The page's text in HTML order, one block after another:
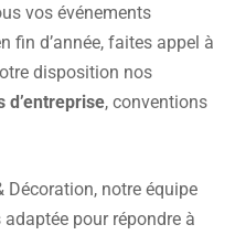
vos événements
fin d’année, faites appel à
disposition nos
d’entreprise, conventions
notre équipe
pour répondre à